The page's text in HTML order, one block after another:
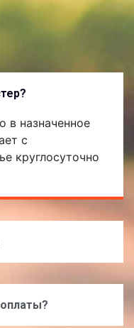
в назначенное
с
круглосуточно